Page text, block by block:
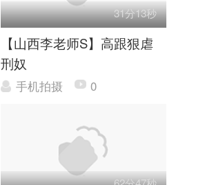
31分13秒
【山西李老师S】高跟狠虐
刑奴
手机拍摄 0